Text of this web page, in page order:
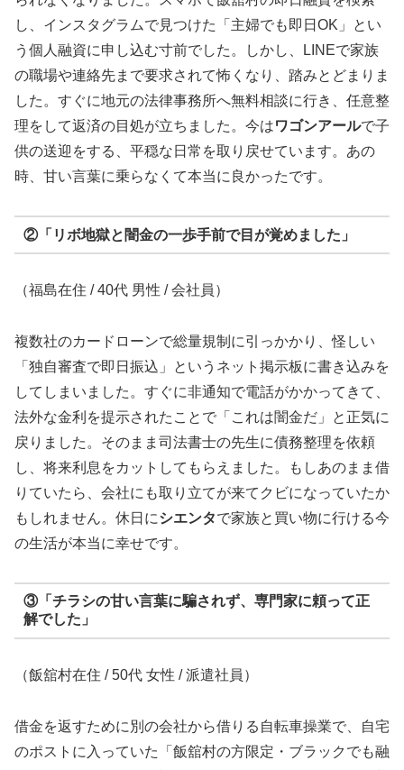
し、インスタグラムで見つけた「主婦でも即日OK」とい
う個人融資に申し込む寸前でした。しかし、LINEで家族
の職場や連絡先まで要求されて怖くなり、踏みとどまりま
した。すぐに地元の法律事務所へ無料相談に行き、任意整
理をして返済の目処が立ちました。今はワゴンアールで子
供の送迎をする、平穏な日常を取り戻せています。あの
時、甘い言葉に乗らなくて本当に良かったです。
②「リボ地獄と闇金の一歩手前で目が覚めました」
（福島在住 / 40代 男性 / 会社員）
複数社のカードローンで総量規制に引っかかり、怪しい
「独自審査で即日振込」というネット掲示板に書き込みを
してしまいました。すぐに非通知で電話がかかってきて、
法外な金利を提示されたことで「これは闇金だ」と正気に
戻りました。そのまま司法書士の先生に債務整理を依頼
し、将来利息をカットしてもらえました。もしあのまま借
りていたら、会社にも取り立てが来てクビになっていたか
もしれません。休日にシエンタで家族と買い物に行ける今
の生活が本当に幸せです。
③「チラシの甘い言葉に騙されず、専門家に頼って正
解でした」
（飯舘村在住 / 50代 女性 / 派遣社員）
借金を返すために別の会社から借りる自転車操業で、自宅
のポストに入っていた「飯舘村の方限定・ブラックでも融